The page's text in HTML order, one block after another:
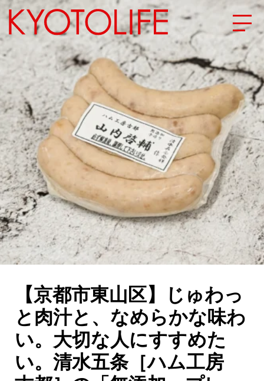
エリアから探す
地図から探す
カテゴリーから探す
SPECIAL
NEW OPEN
SERIES
CULTURE
ABOUT US
Instagram
チケットプレゼント応募
【京都市東山区】じゅわっ
と肉汁と、なめらかな味わ
い。大切な人にすすめた
い。清水五条［ハム工房